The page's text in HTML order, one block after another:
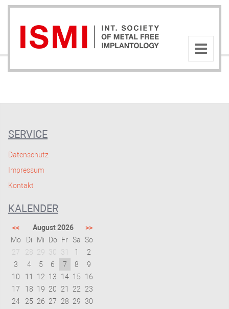
SERVICE
Datenschutz
Impressum
Kontakt
KALENDER
<< August 2026
>>
Mo
Di Mi Do Fr Sa So
27
28 29 30 31 1
2
3
4 5 6 7 8
9
10
11 12 13 14 15
16
17
18 19 20 21 22
23
24
25 26 27 28 29 30